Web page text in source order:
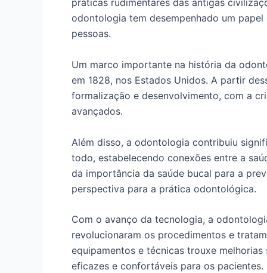
práticas rudimentares das antigas
odontologia tem desempenhado um
pessoas.
Um marco importante na história da
em 1828, nos Estados Unidos. A partir
formalização e desenvolvimento, com a
avançados.
Além disso, a odontologia contribuiu
todo, estabelecendo conexões entre a
da importância da saúde bucal para a
perspectiva para a prática odontológica.
Com o avanço da tecnologia, a
revolucionaram os procedimentos e
equipamentos e técnicas trouxe
eficazes e confortáveis para os pacientes.